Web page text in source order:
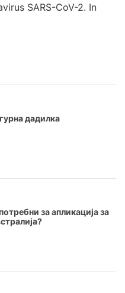
SARS-CoV-2. In
дадилка
за апликација за